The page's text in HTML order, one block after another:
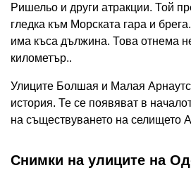
Ришельо и други атракции. Той
гледка към Морската гара и
има къса дължина. Това отнема
километър..
Улиците Болшая и Малая
история. Те се появяват в
на съществуването на селището
Снимки на улиците на